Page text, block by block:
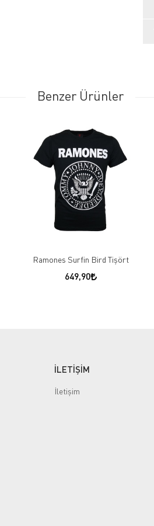
Benzer Ürünler
Ramones Surfin Bird Tişört
649,90
İLETİŞİM
İletişim